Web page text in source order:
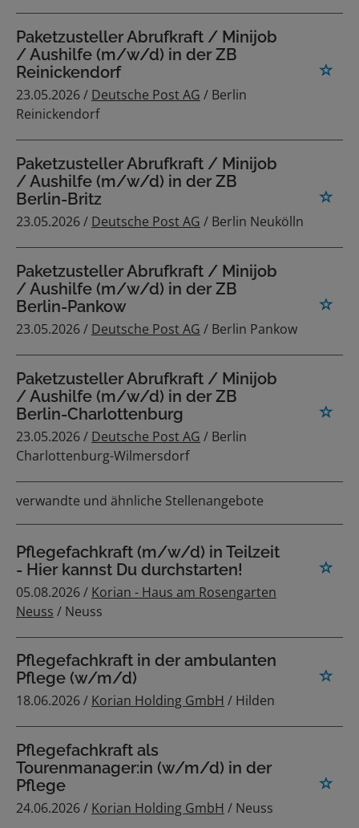
Paketzusteller Abrufkraft / Minijob
/ Aushilfe (m/w/d) in der ZB
Reinickendorf
23.05.2026 / Deutsche Post AG / Berlin
Reinickendorf
Paketzusteller Abrufkraft / Minijob
/ Aushilfe (m/w/d) in der ZB
Berlin-Britz
23.05.2026 / Deutsche Post AG / Berlin Neukölln
Paketzusteller Abrufkraft / Minijob
/ Aushilfe (m/w/d) in der ZB
Berlin-Pankow
23.05.2026 / Deutsche Post AG / Berlin Pankow
Paketzusteller Abrufkraft / Minijob
/ Aushilfe (m/w/d) in der ZB
Berlin-Charlottenburg
23.05.2026 / Deutsche Post AG / Berlin
Charlottenburg-Wilmersdorf
verwandte und ähnliche Stellenangebote
Pflegefachkraft (m/w/d) in Teilzeit
- Hier kannst Du durchstarten!
05.08.2026 / Korian - Haus am Rosengarten
Neuss / Neuss
Pflegefachkraft in der ambulanten
Pflege (w/m/d)
18.06.2026 / Korian Holding GmbH / Hilden
Pflegefachkraft als
Tourenmanager:in (w/m/d) in der
Pflege
24.06.2026 / Korian Holding GmbH / Neuss